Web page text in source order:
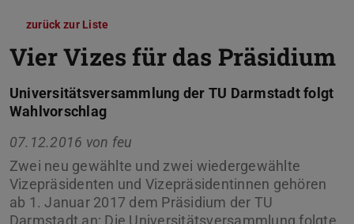
zurück zur Liste
Vier Vizes für das Präsidium
Universitätsversammlung der TU Darmstadt folgt
Wahlvorschlag
07.12.2016 von feu
Zwei neu gewählte und zwei wiedergewählte
Vizepräsidenten und Vizepräsidentinnen gehören
ab 1. Januar 2017 dem Präsidium der TU